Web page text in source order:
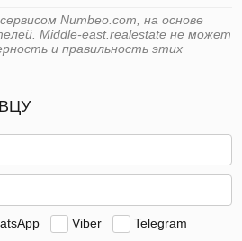
Numbeo.com, на основе
Middle-east.realestate не может
и правильность этих
Viber Telegram